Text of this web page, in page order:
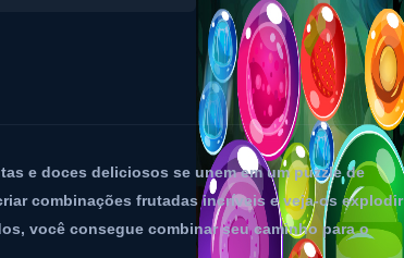
e doces deliciosos se unem em um puzzle de
combinações frutadas incríveis e veja-os explodir
você consegue combinar seu caminho para o